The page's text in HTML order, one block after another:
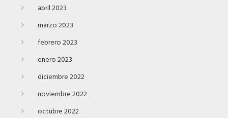
abril 2023
marzo 2023
febrero 2023
enero 2023
diciembre 2022
noviembre 2022
octubre 2022